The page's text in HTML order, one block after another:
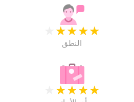
★
★
★
★
النطق
★
★
★
★